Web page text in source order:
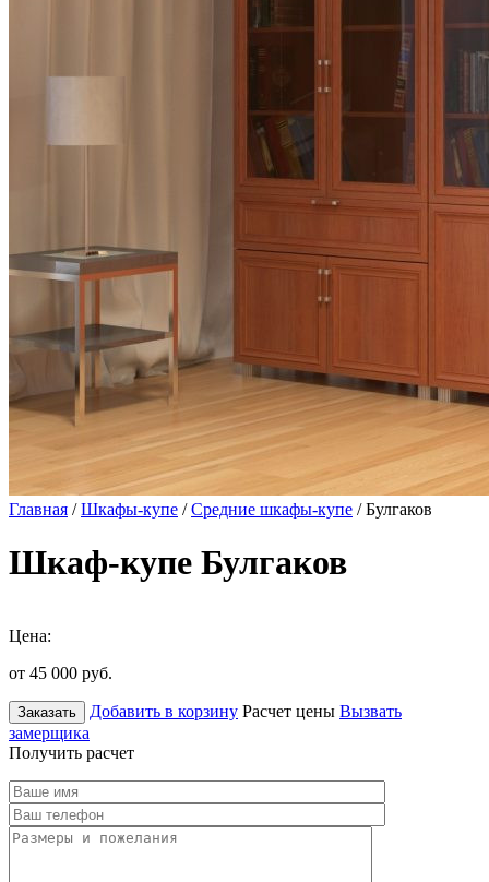
Главная /Шкафы-купе /Средние шкафы-купе / Булгаков
Шкаф-купе Булгаков
Цена:
от 45 000 руб.
Заказать Добавить в корзину Расчет цены Вызвать
замерщика
Получить расчет